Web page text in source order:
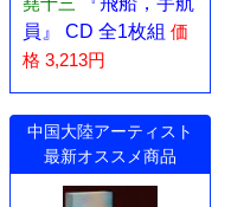
員』 CD 全1枚組 価
格 3,213円
中国大陸アーティスト
最新オススメ商品